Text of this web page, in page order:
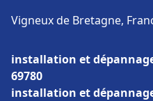
Vigneux de Bretagne,
installation et
69780
installation et